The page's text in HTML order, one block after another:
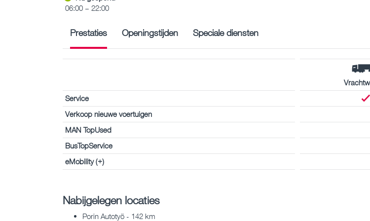
06:00 – 22:00
Prestaties Openingstijden Speciale diensten
Service
Verkoop nieuwe voertuigen
MAN TopUsed
BusTopService
eMobility (+)
Nabijgelegen locaties
Porin Autotyö - 142 km